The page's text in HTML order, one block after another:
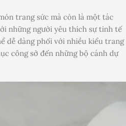
trang sức mà còn là một tác
những người yêu thích sự tinh tế
dễ dàng phối với nhiều kiểu trang
công sở đến những bộ cánh dự